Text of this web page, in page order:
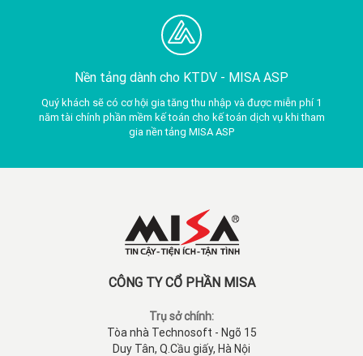
Nền tảng dành cho KTDV - MISA ASP
Quý khách sẽ có cơ hội gia tăng thu nhập và được miễn phí 1
năm tài chính phần mềm kế toán cho kế toán dịch vụ khi tham
gia nền tảng MISA ASP
CÔNG TY CỔ PHẦN MISA
Trụ sở chính:
Tòa nhà Technosoft - Ngõ 15
Duy Tân, Q.Cầu giấy, Hà Nội